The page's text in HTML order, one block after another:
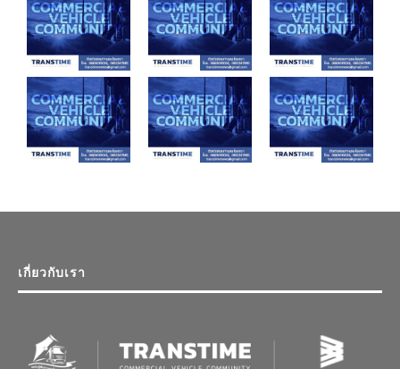
เกี่ยวกับเรา